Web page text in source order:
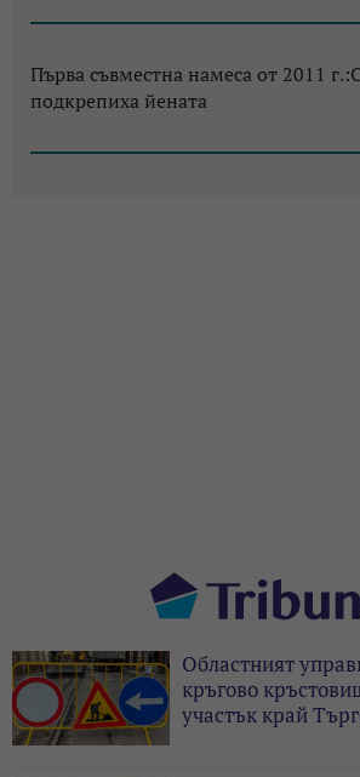
Първа съвместна намеса от 2011
подкрепиха йената
Областният
кръгово
участък край